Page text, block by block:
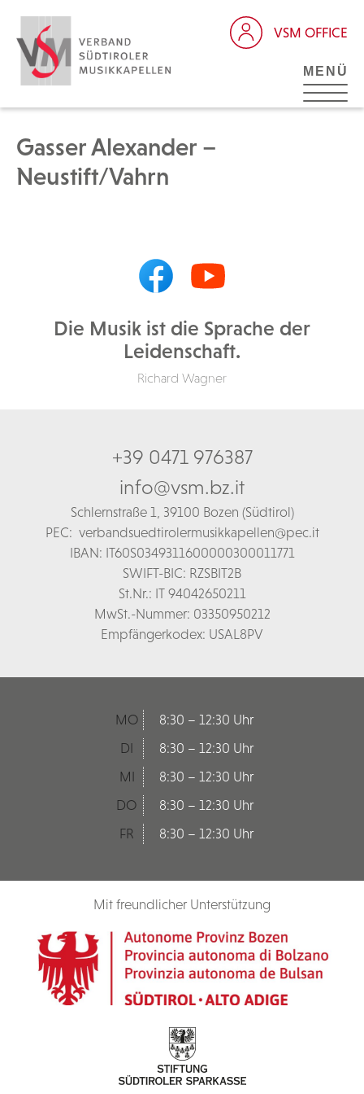
VSM OFFICE
MENÜ
Gasser Alexander –
Neustift/Vahrn
Die Musik ist die Sprache der
Leidenschaft.
Richard Wagner
+39 0471 976387
info@vsm.bz.it
Schlernstraße 1, 39100 Bozen (Südtirol)
PEC: verbandsuedtirolermusikkapellen@pec.it
IBAN: IT60S0349311600000300011771
SWIFT-BIC: RZSBIT2B
St.Nr.: IT 94042650211
MwSt.-Nummer: 03350950212
Empfängerkodex: USAL8PV
MO
8:30 – 12:30 Uhr
DI
8:30 – 12:30 Uhr
MI
8:30 – 12:30 Uhr
DO
8:30 – 12:30 Uhr
FR
8:30 – 12:30 Uhr
Mit freundlicher Unterstützung